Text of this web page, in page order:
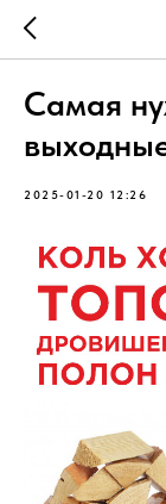
Самая
2025-01-20 12:26